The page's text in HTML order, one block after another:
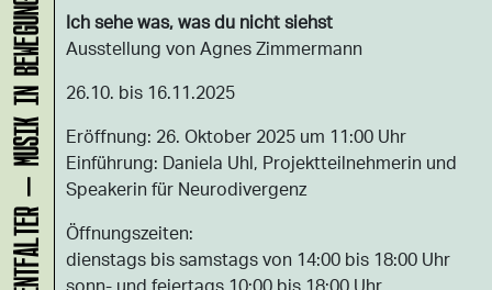
Ich sehe was, was du nicht siehst
Ausstellung von Agnes Zimmermann
26.10. bis 16.11.2025
Eröffnung: 26. Oktober 2025 um 11:00 Uhr
Einführung: Daniela Uhl, Projektteilnehmerin und
Speakerin für Neurodivergenz
Öffnungszeiten:
dienstags bis samstags von 14:00 bis 18:00 Uhr
sonn- und feiertags 10:00 bis 18:00 Uhr